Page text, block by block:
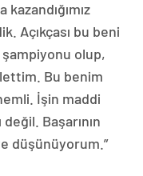
Açıkçası bu beni
olup,
Bu benim
İşin maddi
Başarının
düşünüyorum.”